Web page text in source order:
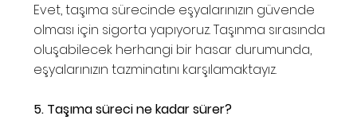
Evet, taşıma sürecinde eşyalarınızın güvende
olması için sigorta yapıyoruz. Taşınma sırasında
oluşabilecek herhangi bir hasar durumunda,
eşyalarınızın tazminatını karşılamaktayız.
5. Taşıma süreci ne kadar sürer?